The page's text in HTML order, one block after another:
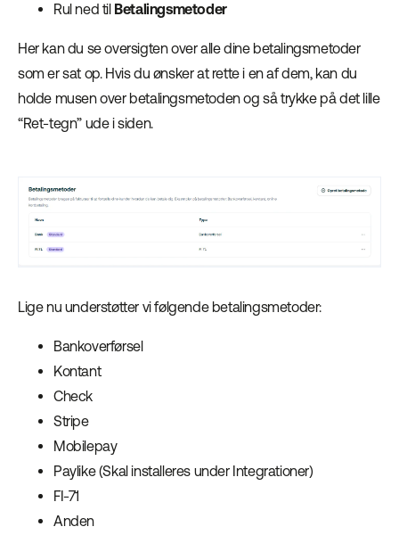
Rul ned til Betalingsmetoder
Her kan du se oversigten over alle dine betalingsmetoder
som er sat op. Hvis du ønsker at rette i en af dem, kan du
holde musen over betalingsmetoden og så trykke på det lille
“Ret-tegn” ude i siden.
Lige nu understøtter vi følgende betalingsmetoder:
Bankoverførsel
Kontant
Check
Stripe
Mobilepay
Paylike (Skal installeres under Integrationer)
FI-71
Anden